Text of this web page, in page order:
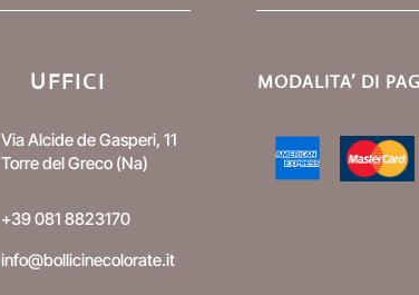
UFFICI
Via Alcide de Gasperi, 11
Torre del Greco (Na)
+39 081 8823170
info@bollicinecolorate.it
MODALITA’ DI